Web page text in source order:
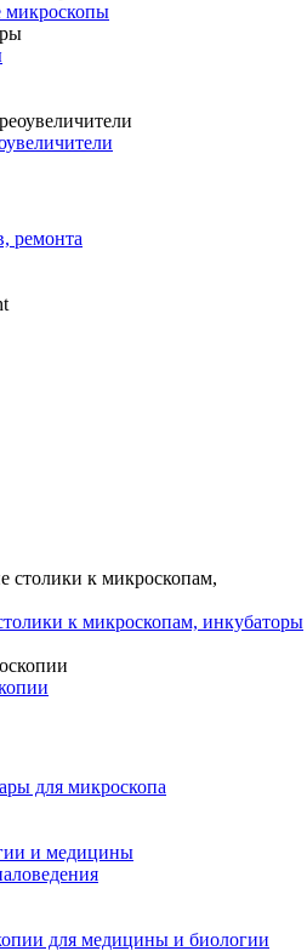
микроскопы
ремонта
к микроскопам, инкубаторы
для микроскопа
и медицины
для медицины и биологии